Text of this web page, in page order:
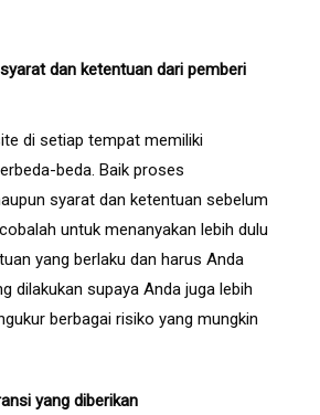
dan ketentuan dari pemberi
di setiap tempat memiliki
beda. Baik proses
syarat dan ketentuan sebelum
untuk menanyakan lebih dulu
yang berlaku dan harus Anda
dilakukan supaya Anda juga lebih
berbagai risiko yang mungkin
yang diberikan